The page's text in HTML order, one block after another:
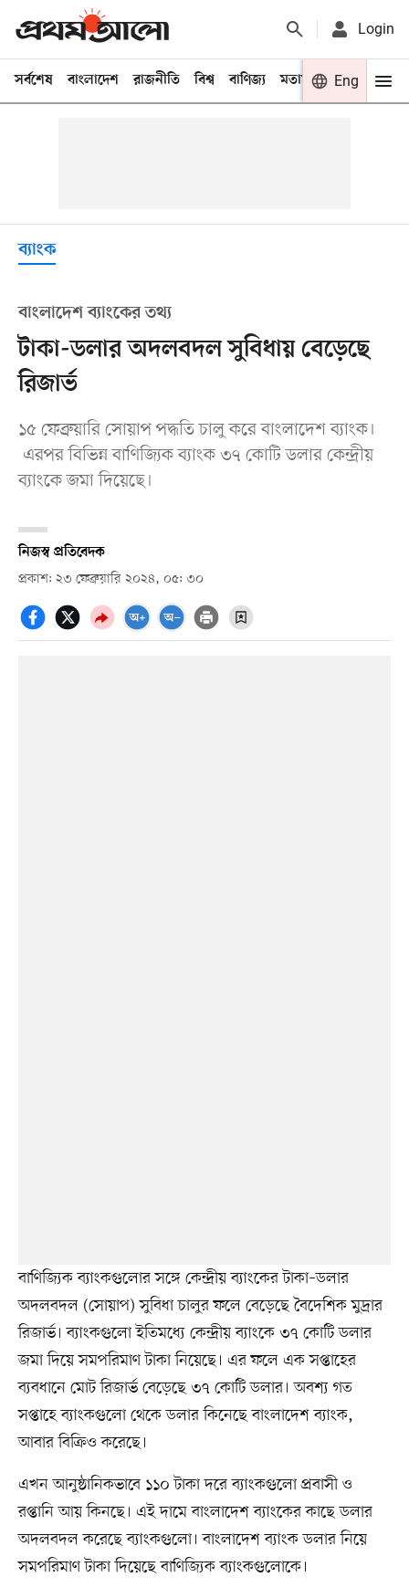
Login
সর্বশেষ বাংলাদেশ রাজনীতি বিশ্ব বাণিজ্য মতামত খেলা
Eng
ব্যাংক
বাংলাদেশ ব্যাংকের তথ্য
টাকা-ডলার অদলবদল সুবিধায় বেড়েছে
রিজার্ভ
১৫ ফেব্রুয়ারি সোয়াপ পদ্ধতি চালু করে বাংলাদেশ ব্যাংক।
এরপর বিভিন্ন বাণিজ্যিক ব্যাংক ৩৭ কোটি ডলার কেন্দ্রীয়
ব্যাংকে জমা দিয়েছে।
নিজস্ব প্রতিবেদক
প্রকাশ: ২৩ ফেব্রুয়ারি ২০২৪, ০৫: ৩০
বাণিজ্যিক ব্যাংকগুলোর সঙ্গে কেন্দ্রীয় ব্যাংকের টাকা–ডলার
অদলবদল (সোয়াপ) সুবিধা চালুর ফলে বেড়েছে বৈদেশিক মুদ্রার
রিজার্ভ। ব্যাংকগুলো ইতিমধ্যে কেন্দ্রীয় ব্যাংকে ৩৭ কোটি ডলার
জমা দিয়ে সমপরিমাণ টাকা নিয়েছে। এর ফলে এক সপ্তাহের
ব্যবধানে মোট রিজার্ভ বেড়েছে ৩৭ কোটি ডলার। অবশ্য গত
সপ্তাহে ব্যাংকগুলো থেকে ডলার কিনেছে বাংলাদেশ ব্যাংক,
আবার বিক্রিও করেছে।
এখন আনুষ্ঠানিকভাবে ১১০ টাকা দরে ব্যাংকগুলো প্রবাসী ও
রপ্তানি আয় কিনছে। এই দামে বাংলাদেশ ব্যাংকের কাছে ডলার
অদলবদল করেছে ব্যাংকগুলো। বাংলাদেশ ব্যাংক ডলার নিয়ে
সমপরিমাণ টাকা দিয়েছে বাণিজ্যিক ব্যাংকগুলোকে।